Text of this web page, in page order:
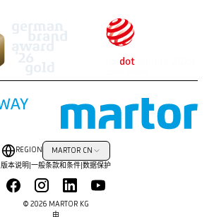
© 2026 MARTOR KG
由
REGION MARTOR CN
版本说明 一般条款和条件 数据保护